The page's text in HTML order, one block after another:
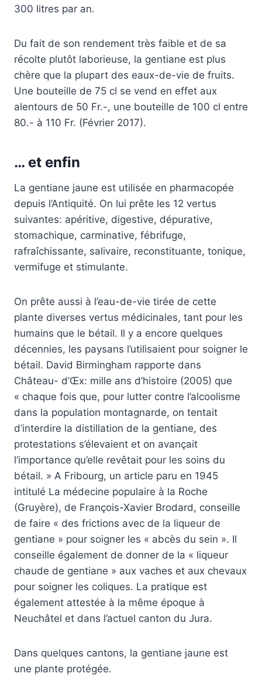
300 litres par an.
Du fait de son rendement très faible et de sa
récolte plutôt laborieuse, la gentiane est plus
chère que la plupart des eaux-de-vie de fruits.
Une bouteille de 75 cl se vend en effet aux
alentours de 50 Fr.-, une bouteille de 100 cl entre
80.- à 110 Fr. (Février 2017).
… et enfin
La gentiane jaune est utilisée en pharmacopée
depuis l’Antiquité. On lui prête les 12 vertus
suivantes: apéritive, digestive, dépurative,
stomachique, carminative, fébrifuge,
rafraîchissante, salivaire, reconstituante, tonique,
vermifuge et stimulante.
On prête aussi à l’eau-de-vie tirée de cette
plante diverses vertus médicinales, tant pour les
humains que le bétail. Il y a encore quelques
décennies, les paysans l’utilisaient pour soigner le
bétail. David Birmingham rapporte dans
Château- d’Œx: mille ans d’histoire (2005) que
« chaque fois que, pour lutter contre l’alcoolisme
dans la population montagnarde, on tentait
d’interdire la distillation de la gentiane, des
protestations s’élevaient et on avançait
l’importance qu’elle revêtait pour les soins du
bétail. » A Fribourg, un article paru en 1945
intitulé La médecine populaire à la Roche
(Gruyère), de François-Xavier Brodard, conseille
de faire « des frictions avec de la liqueur de
gentiane » pour soigner les « abcès du sein ». Il
conseille également de donner de la « liqueur
chaude de gentiane » aux vaches et aux chevaux
pour soigner les coliques. La pratique est
également attestée à la même époque à
Neuchâtel et dans l’actuel canton du Jura.
Dans quelques cantons, la gentiane jaune est
une plante protégée.